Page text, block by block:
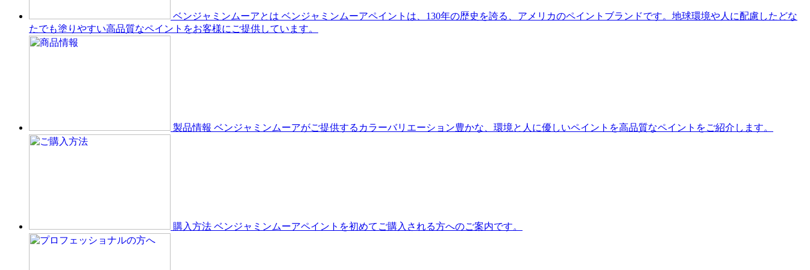
ベンジャミンムーアとは ベンジャミンムーアペイントは、130年の歴史を誇る、アメリカのペイントブランドです。地球環境や人に配慮したどな
たでも塗りやすい高品質なペイントをお客様にご提供しています。
製品情報 ベンジャミンムーアがご提供するカラーバリエーション豊かな、環境と人に優しいペイントを高品質なペイントをご紹介します。
購入方法 ベンジャミンムーアペイントを初めてご購入される方へのご案内です。